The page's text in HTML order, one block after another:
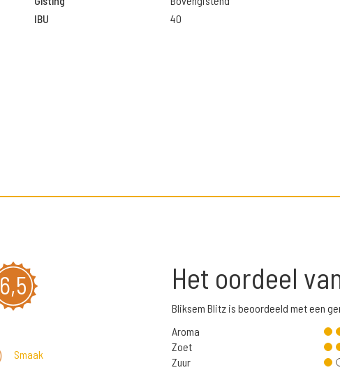
IBU
40
6,5
Smaak
Het oordeel
Bliksem Blitz is beoordeeld met een
Aroma
Zoet
Zuur